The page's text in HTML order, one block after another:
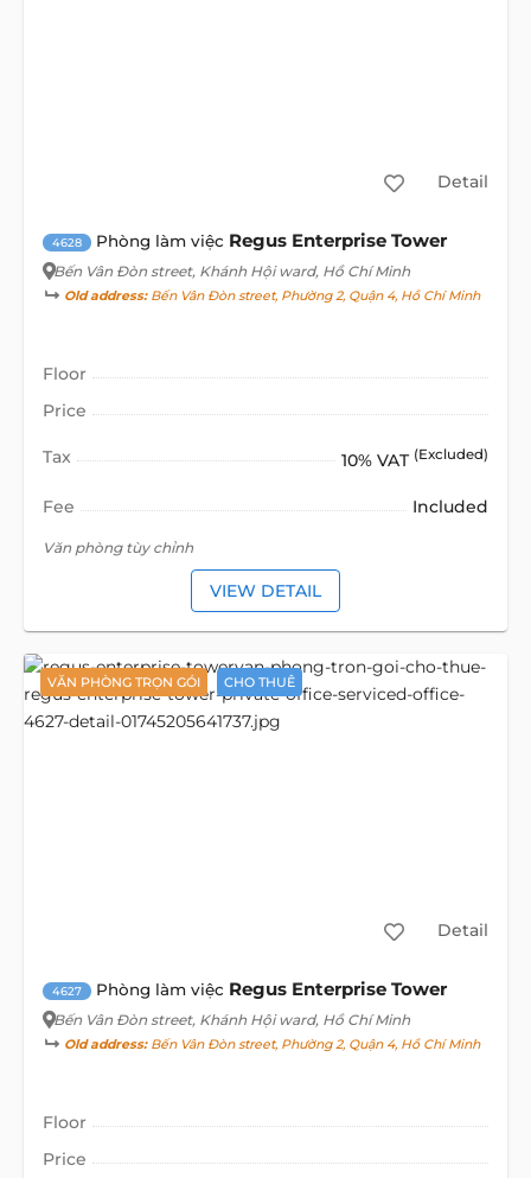
Detail
4628 Phòng làm việc Regus Enterprise Tower
Bến Vân Đòn street, Khánh Hội ward, Hồ Chí Minh
Old address:Bến Vân Đòn street, Phường 2, Quận 4, Hồ Chí Minh
Floor
Price
Tax 10% VAT (Excluded)
Fee Included
Văn phòng tùy chỉnh
VIEW DETAIL
VĂN PHÒNG TRỌN GÓI CHO THUÊ
Detail
4627 Phòng làm việc Regus Enterprise Tower
Bến Vân Đòn street, Khánh Hội ward, Hồ Chí Minh
Old address:Bến Vân Đòn street, Phường 2, Quận 4, Hồ Chí Minh
Floor
Price